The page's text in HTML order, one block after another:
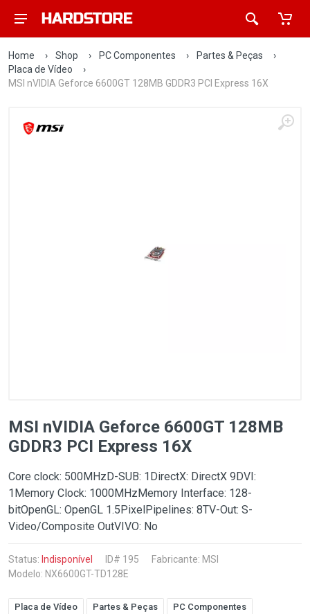
Home › Shop › PC Componentes › Partes & Peças
›
Placa de Vídeo
›
MSI nVIDIA Geforce 6600GT 128MB GDDR3 PCI Express 16X
MSI nVIDIA Geforce 6600GT 128MB
GDDR3 PCI Express 16X
Core clock: 500MHzD-SUB: 1DirectX: DirectX 9DVI:
1Memory Clock: 1000MHzMemory Interface: 128-
bitOpenGL: OpenGL 1.5PixelPipelines: 8TV-Out: S-
Video/Composite OutVIVO: No
Status: Indisponível ID# 195 Fabricante: MSI
Modelo: NX6600GT-TD128E
Placa de Vídeo Partes & Peças PC Componentes